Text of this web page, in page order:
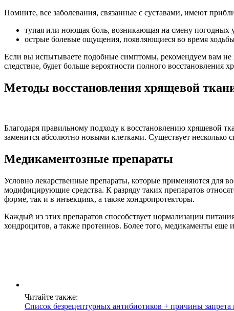
Помните, все заболевания, связанные с суставами, имеют
тупая или ноющая боль, возникающая на смену погодных
острые болевые ощущения, появляющиеся во время
Если вы испытываете подобные симптомы, рекомендуем вам не
следствие, будет больше вероятности полного восстановления
Методы восстановления хрящевой
Благодаря правильному подходу к восстановлению хрящевой
заменится абсолютно новыми клетками. Существует
Медикаментозные препараты
Условно лекарственные препараты, которые применяются для
модифицирующие средства. К разряду таких препаратов
форме, так и в инъекциях, а также хондропротекторы.
Каждый из этих препаратов способствует нормализации
хондроцитов, а также протеинов. Более того, медикаменты еще
Читайте также:
Список безрецептурных антибиотиков + причины запрета